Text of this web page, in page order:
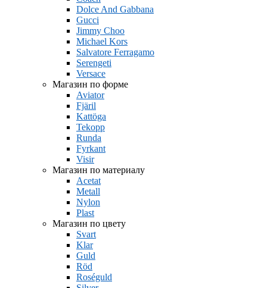
Dolce And Gabbana
Gucci
Jimmy Choo
Michael Kors
Salvatore Ferragamo
Serengeti
Versace
Магазин по форме
Aviator
Fjäril
Kattöga
Tekopp
Runda
Fyrkant
Visir
Магазин по материалу
Acetat
Metall
Nylon
Plast
Магазин по цвету
Svart
Klar
Guld
Röd
Roséguld